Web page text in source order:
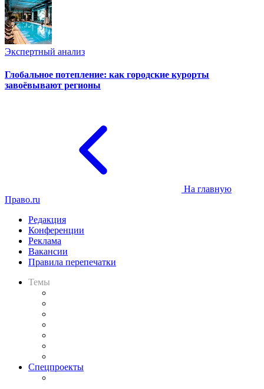
Экспертный анализ
Глобальное потепление: как городские курорты
завоёвывают регионы
На главную
Право.ru
Редакция
Конференции
Реклама
Вакансии
Правила перепечатки
Темы
Спецпроекты